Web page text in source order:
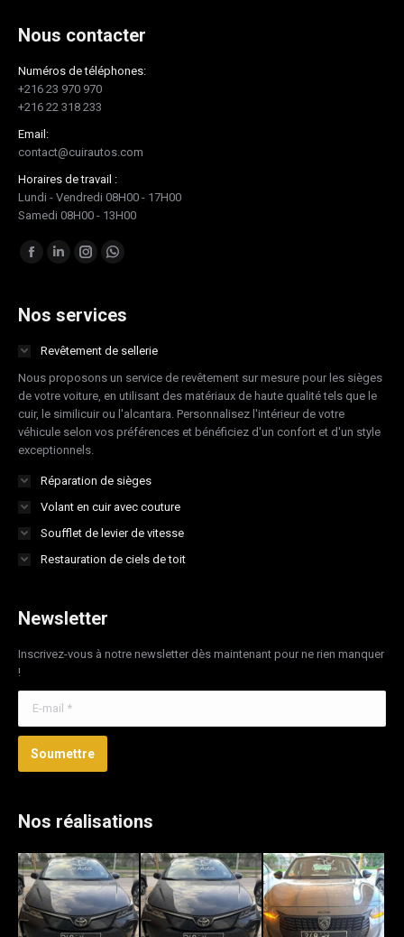
Nous contacter
Numéros de téléphones:
+216 23 970 970
+216 22 318 233
Email:
contact@cuirautos.com
Horaires de travail :
Lundi - Vendredi 08H00 - 17H00
Samedi 08H00 - 13H00
Trouvez nous sur :
Facebook
opens
new
window
LinkedIn
opens
new
window
Instagram
opens
new
window
Whatsapp
opens
new
window
Nos services
Revêtement de sellerie
Nous proposons un service de revêtement sur mesure pour les sièges
de votre voiture, en utilisant des matériaux de haute qualité tels que le
cuir, le similicuir ou l'alcantara. Personnalisez l'intérieur de votre
véhicule selon vos préférences et bénéficiez d'un confort et d'un style
exceptionnels.
Réparation de sièges
Volant en cuir avec couture
Soufflet de levier de vitesse
Restauration de ciels de toit
Newsletter
Inscrivez-vous à notre newsletter dès maintenant pour ne rien manquer
!
Soumettre
Nos réalisations